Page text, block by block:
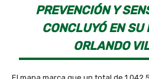
PREVENCIÓN Y
CONCLUYÓ EN SU
ORLANDO